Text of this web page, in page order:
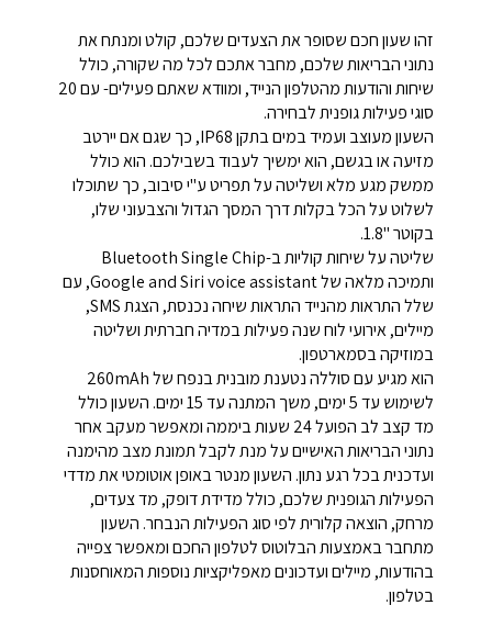
זהו שעון חכם שסופר את הצעדים שלכם, קולט ומנתח את
נתוני הבריאות שלכם, מחבר אתכם לכל מה שקורה, כולל
שיחות והודעות מהטלפון הנייד, ומוודא שאתם פעילים- עם 20
סוגי פעילות גופנית לבחירה.
השעון מעוצב ועמיד במים בתקן IP68, כך שגם אם יירטב
מזיעה או בגשם, הוא ימשיך לעבוד בשבילכם. הוא כולל
ממשק מגע מלא ושליטה על תפריט ע"י סיבוב, כך שתוכלו
לשלוט על הכל בקלות דרך המסך הגדול והצבעוני שלו,
בקוטר "1.8.
שליטה על שיחות קוליות ב-Bluetooth Single Chip
ותמיכה מלאה של Google and Siri voice assistant, עם
שלל התראות מהנייד התראות שיחה נכנסת, הצגת SMS,
מיילים, אירועי לוח שנה פעילות במדיה חברתית ושליטה
במוזיקה בסמארטפון.
הוא מגיע עם סוללה נטענת מובנית בנפח של 260mAh
לשימוש עד 5 ימים, משך המתנה עד 15 ימים. השעון כולל
מד קצב לב הפועל 24 שעות ביממה ומאפשר מעקב אחר
נתוני הבריאות האישיים על מנת לקבל תמונת מצב מהימנה
ועדכנית בכל רגע נתון. השעון מנטר באופן אוטומטי את מדדי
הפעילות הגופנית שלכם, כולל מדידת דופק, מד צעדים,
מרחק, הוצאה קלורית לפי סוג הפעילות הנבחר. השעון
מתחבר באמצעות הבלוטוס לטלפון החכם ומאפשר צפייה
בהודעות, מיילים ועדכונים מאפליקציות נוספות המאוחסנות
בטלפון.